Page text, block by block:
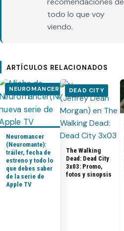
todo lo que voy
viendo.
ARTÍCULOS RELACIONADOS
NEUROMANCER
Neuromancer
(Neuromante):
tráiler, fecha de
estreno y todo lo
que debes saber
de la serie de
Apple TV
DEAD CITY
The Walking
Dead: Dead City
3x03: Promo,
fotos y sinopsis